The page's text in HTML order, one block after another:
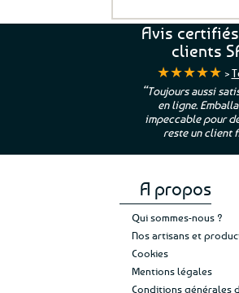
variations.
Les
options
peuvent
être
choisies
sur
la
Avis
clients
★★★★★ >
“Toujours aussi
en ligne.
impeccable pour
reste un client
A propos
Qui sommes-nous ?
Nos artisans et
Cookies
Mentions légales
Conditions générales